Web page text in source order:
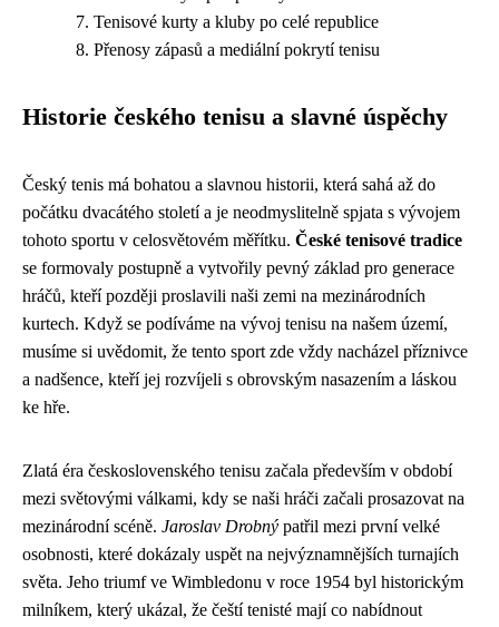
Tenisové kurty a kluby po celé republice
Přenosy zápasů a mediální pokrytí tenisu
Historie českého tenisu a slavné úspěchy
Český tenis má bohatou a slavnou historii, která sahá až do
počátku dvacátého století a je neodmyslitelně spjata s vývojem
tohoto sportu v celosvětovém měřítku. České tenisové tradice
se formovaly postupně a vytvořily pevný základ pro generace
hráčů, kteří později proslavili naši zemi na mezinárodních
kurtech. Když se podíváme na vývoj tenisu na našem území,
musíme si uvědomit, že tento sport zde vždy nacházel příznivce
a nadšence, kteří jej rozvíjeli s obrovským nasazením a láskou
ke hře.
Zlatá éra československého tenisu začala především v období
mezi světovými válkami, kdy se naši hráči začali prosazovat na
mezinárodní scéně. Jaroslav Drobný patřil mezi první velké
osobnosti, které dokázaly uspět na nejvýznamnějších turnajích
světa. Jeho triumf ve Wimbledonu v roce 1954 byl historickým
milníkem, který ukázal, že čeští tenisté mají co nabídnout